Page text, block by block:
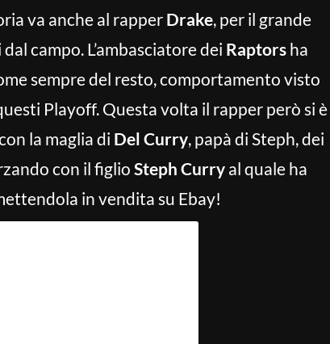
va anche al rapper Drake, per il grande
campo. L’ambasciatore dei Raptors ha
sempre del resto, comportamento visto
Playoff. Questa volta il rapper però si è
la maglia di Del Curry, papà di Steph, dei
con il figlio Steph Curry al quale ha
in vendita su Ebay!